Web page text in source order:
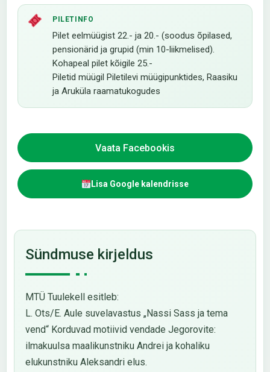
PILETINFO
Pilet eelmüügist 22.- ja 20.- (soodus õpilased,
pensionärid ja grupid (min 10-liikmelised).
Kohapeal pilet kõigile 25.-
Piletid müügil Piletilevi müügipunktides, Raasiku
ja Aruküla raamatukogudes
Vaata Facebookis
Lisa Google kalendrisse
Sündmuse kirjeldus
MTÜ Tuulekell esitleb:
L. Ots/E. Aule suvelavastus „Nassi Sass ja tema
vend“ Korduvad motiivid vendade Jegorovite:
ilmakuulsa maalikunstniku Andrei ja kohaliku
elukunstniku Aleksandri elus.